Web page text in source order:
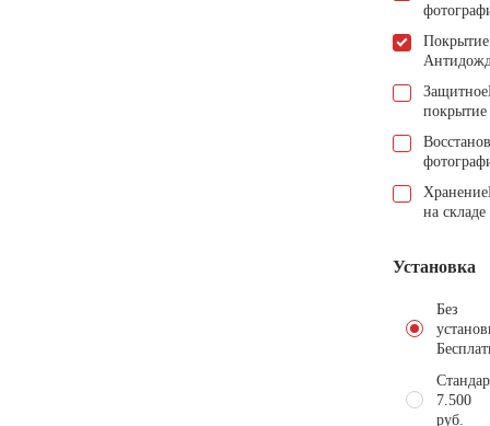
Покрытие
Защитное
покрытие
Хранение
на складе
Установка
Без
7.500
руб.